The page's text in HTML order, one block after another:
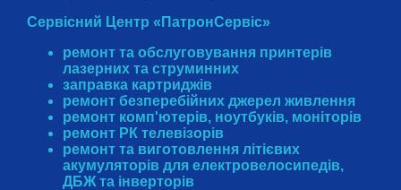
Сервісний Центр «ПатронСервіс»
ремонт та обслуговування принтерів
лазерних та струминних
заправка картриджів
ремонт безперебійних джерел живлення
ремонт комп'ютерів, ноутбуків, моніторів
ремонт РК телевізорів
ремонт та виготовлення літієвих
акумуляторів для електровелосипедів,
ДБЖ та інверторів